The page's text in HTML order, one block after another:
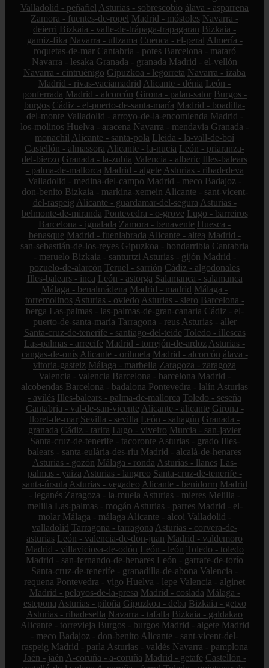
Valladolid - peñafiel Asturias - sobrescobio álava - asparrena
Zamora - fuentes-de-ropel Madrid - móstoles Navarra -
deierri Bizkaia - valle-de-trápaga-trapagaran Bizkaia -
gamiz-fika Navarra - ultzama Cuenca - el-peral Almería -
roquetas-de-mar Cantabria - potes Barcelona - mataró
Navarra - lesaka Granada - granada Madrid - el-vellón
Navarra - cintruénigo Gipuzkoa - legorreta Navarra - izaba
Madrid - rivas-vaciamadrid Alicante - dénia León -
ponferrada Madrid - alcorcón Girona - palau-sator Burgos -
burgos Cádiz - el-puerto-de-santa-maría Madrid - boadilla-
del-monte Valladolid - arroyo-de-la-encomienda Madrid -
los-molinos Huelva - aracena Navarra - mendavia Granada -
monachil Alicante - santa-pola Lleida - la-vall-de-boí
Castellón - almassora Alicante - la-nucia León - priaranza-
del-bierzo Granada - la-zubia Valencia - alberic Illes-balears
- palma-de-mallorca Madrid - algete Asturias - ribadedeva
Valladolid - medina-del-campo Madrid - meco Badajoz -
don-benito Bizkaia - markina-xemein Alicante - sant-vicent-
del-raspeig Alicante - guardamar-del-segura Asturias -
belmonte-de-miranda Pontevedra - o-grove Lugo - barreiros
Barcelona - igualada Zamora - benavente Huesca -
benasque Madrid - fuenlabrada Alicante - altea Madrid -
san-sebastián-de-los-reyes Gipuzkoa - hondarribia Cantabria
- meruelo Bizkaia - santurtzi Asturias - gijón Madrid -
pozuelo-de-alarcón Teruel - sarrión Cádiz - algodonales
Illes-balears - inca León - astorga Salamanca - salamanca
Málaga - benalmádena Madrid - madrid Málaga -
torremolinos Asturias - oviedo Asturias - siero Barcelona -
berga Las-palmas - las-palmas-de-gran-canaria Cádiz - el-
puerto-de-santa-maría Tarragona - reus Asturias - aller
Santa-cruz-de-tenerife - santiago-del-teide Toledo - illescas
Las-palmas - arrecife Madrid - torrejón-de-ardoz Asturias -
cangas-de-onís Alicante - orihuela Madrid - alcorcón álava -
vitoria-gasteiz Málaga - marbella Zaragoza - zaragoza
Valencia - valencia Barcelona - barcelona Madrid -
alcobendas Barcelona - badalona Pontevedra - lalín Asturias
- avilés Illes-balears - palma-de-mallorca Toledo - seseña
Cantabria - val-de-san-vicente Alicante - alicante Girona -
lloret-de-mar Sevilla - sevilla León - sahagún Granada -
granada Cádiz - tarifa Lugo - viveiro Murcia - san-javier
Santa-cruz-de-tenerife - tacoronte Asturias - grado Illes-
balears - santa-eulària-des-riu Madrid - alcalá-de-henares
Asturias - gozón Málaga - ronda Asturias - llanes Las-
palmas - yaiza Asturias - langreo Santa-cruz-de-tenerife -
santa-úrsula Asturias - vegadeo Alicante - benidorm Madrid
- leganés Zaragoza - la-muela Asturias - mieres Melilla -
melilla Las-palmas - mogán Asturias - parres Madrid - el-
molar Málaga - málaga Alicante - alcoi Valladolid -
valladolid Tarragona - tarragona Asturias - corvera-de-
asturias León - valencia-de-don-juan Madrid - valdemoro
Madrid - villaviciosa-de-odón León - león Toledo - toledo
Madrid - san-fernando-de-henares León - garrafe-de-torío
Santa-cruz-de-tenerife - granadilla-de-abona Valencia -
requena Pontevedra - vigo Huelva - lepe Valencia - alginet
Madrid - pelayos-de-la-presa Madrid - coslada Málaga -
estepona Asturias - piloña Gipuzkoa - deba Bizkaia - getxo
Asturias - ribadesella Navarra - tafalla Bizkaia - galdakao
Alicante - torrevieja Burgos - burgos Madrid - algete Madrid
- meco Badajoz - don-benito Alicante - sant-vicent-del-
raspeig Madrid - parla Asturias - valdés Navarra - pamplona
Jaén - jaén A-coruña - a-coruña Madrid - getafe Castellón -